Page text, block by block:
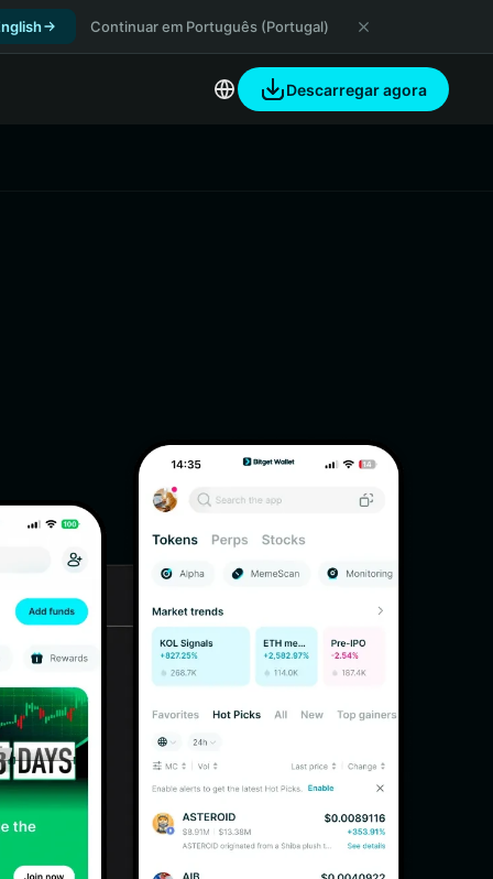
Continuar em Português (Portugal)
Descarregar agora